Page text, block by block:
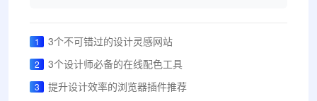
1 3个不可错过的设计灵感网站
2 3个设计师必备的在线配色工具
3 提升设计效率的浏览器插件推荐